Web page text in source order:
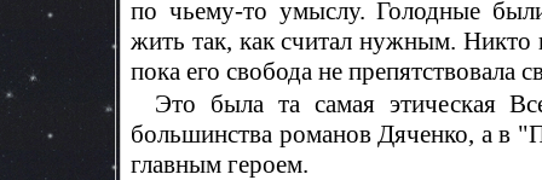
по чьему-то умыслу. Голодные
жить так, как считал нужным. Никто
пока его свобода не препятствовала
Это была та самая этическая
большинства романов Дяченко, а в
главным героем.